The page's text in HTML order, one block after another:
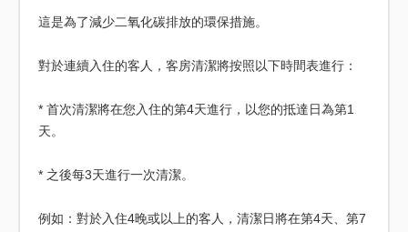
這是為了減少二氧化碳排放的環保措施。
對於連續入住的客人，客房清潔將按照以下時間表進行：
* 首次清潔將在您入住的第4天進行，以您的抵達日為第1
天。
* 之後每3天進行一次清潔。
例如：對於入住4晚或以上的客人，清潔日將在第4天、第7